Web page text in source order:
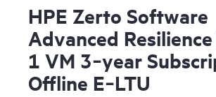
HPE Zerto Software
Advanced
1 VM 3‑year
Offline E‑LTU